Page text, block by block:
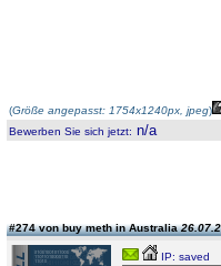
(Größe angepasst: 1754x1240px, jpeg)
Bewerben Sie sich jetzt: n/a
#274 von buy meth in Australia
IP: saved